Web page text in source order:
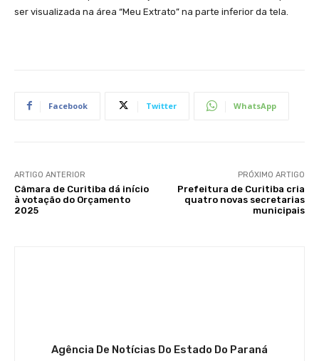
ser visualizada na área “Meu Extrato” na parte inferior da tela.
Facebook Twitter WhatsApp
ARTIGO ANTERIOR
Câmara de Curitiba dá início
à votação do Orçamento
2025
PRÓXIMO ARTIGO
Prefeitura de Curitiba cria
quatro novas secretarias
municipais
Agência De Notícias Do Estado Do Paraná